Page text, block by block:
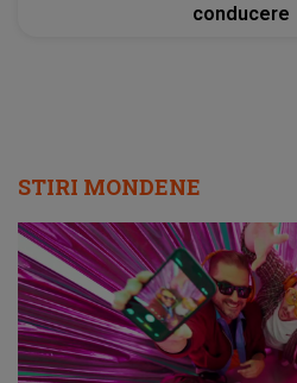
conducere
STIRI MONDENE